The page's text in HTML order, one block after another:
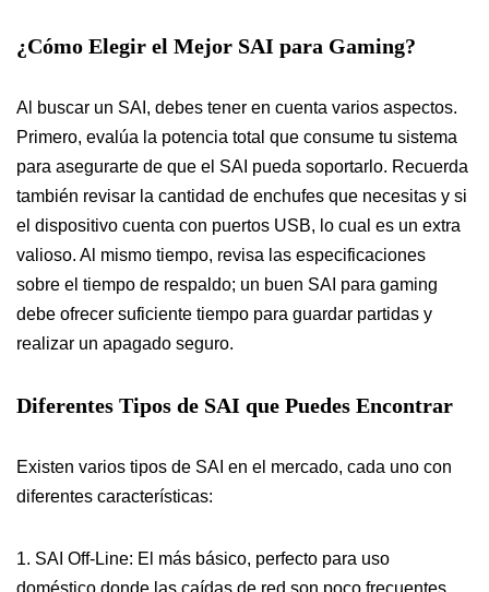
¿Cómo Elegir el Mejor SAI para Gaming?
Al buscar un SAI, debes tener en cuenta varios aspectos.
Primero, evalúa la potencia total que consume tu sistema
para asegurarte de que el SAI pueda soportarlo. Recuerda
también revisar la cantidad de enchufes que necesitas y si
el dispositivo cuenta con puertos USB, lo cual es un extra
valioso. Al mismo tiempo, revisa las especificaciones
sobre el tiempo de respaldo; un buen SAI para gaming
debe ofrecer suficiente tiempo para guardar partidas y
realizar un apagado seguro.
Diferentes Tipos de SAI que Puedes Encontrar
Existen varios tipos de SAI en el mercado, cada uno con
diferentes características:
1. SAI Off-Line: El más básico, perfecto para uso